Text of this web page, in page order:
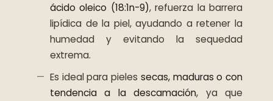
ácido oleico (18:1n-9), refuerza la barrera
lipídica de la piel, ayudando a retener la
humedad y evitando la sequedad
extrema.
Es ideal para pieles secas, maduras o con
tendencia a la descamación, ya que